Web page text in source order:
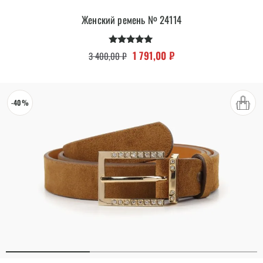
Женский ремень № 24114
Оценка
5.00
3 400,00₽ Первоначальная цена
1 791,00 ₽Текущая цена: 1
-40%